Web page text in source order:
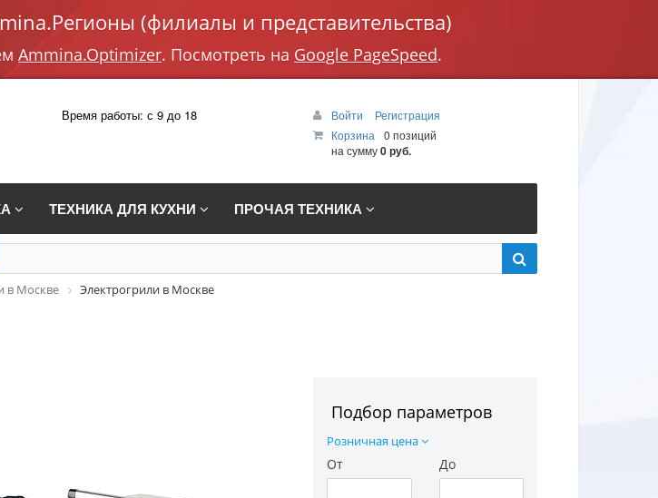
(филиалы и представительства)
Ammina.Optimizer. Посмотреть на Google PageSpeed.
Время работы: с 9 до 18 Войти
Регистрация
Корзина
0 позиций
на сумму0 руб.
ТЕХНИКА ДЛЯ КУХНИ ПРОЧАЯ ТЕХНИКА
в Москве Электрогрили в Москве
Подбор параметров
Розничная цена
От До